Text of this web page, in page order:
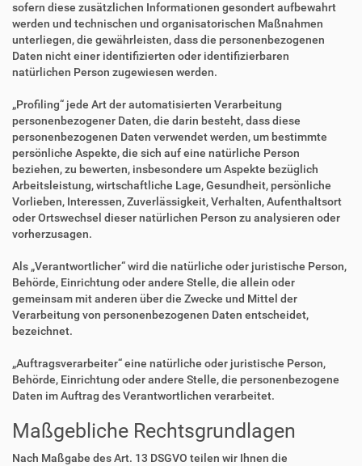
sofern diese zusätzlichen Informationen gesondert aufbewahrt
werden und technischen und organisatorischen Maßnahmen
unterliegen, die gewährleisten, dass die personenbezogenen
Daten nicht einer identifizierten oder identifizierbaren
natürlichen Person zugewiesen werden.
„Profiling“ jede Art der automatisierten Verarbeitung
personenbezogener Daten, die darin besteht, dass diese
personenbezogenen Daten verwendet werden, um bestimmte
persönliche Aspekte, die sich auf eine natürliche Person
beziehen, zu bewerten, insbesondere um Aspekte bezüglich
Arbeitsleistung, wirtschaftliche Lage, Gesundheit, persönliche
Vorlieben, Interessen, Zuverlässigkeit, Verhalten, Aufenthaltsort
oder Ortswechsel dieser natürlichen Person zu analysieren oder
vorherzusagen.
Als „Verantwortlicher“ wird die natürliche oder juristische Person,
Behörde, Einrichtung oder andere Stelle, die allein oder
gemeinsam mit anderen über die Zwecke und Mittel der
Verarbeitung von personenbezogenen Daten entscheidet,
bezeichnet.
„Auftragsverarbeiter“ eine natürliche oder juristische Person,
Behörde, Einrichtung oder andere Stelle, die personenbezogene
Daten im Auftrag des Verantwortlichen verarbeitet.
Maßgebliche Rechtsgrundlagen
Nach Maßgabe des Art. 13 DSGVO teilen wir Ihnen die